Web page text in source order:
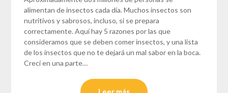
alimentan de insectos cada día. Muchos insectos son
nutritivos y sabrosos, incluso, si se prepara
correctamente. Aquí hay 5 razones por las que
consideramos que se deben comer insectos, y una lista
de los insectos que no te dejará un mal sabor en la boca.
Crecí en una parte…